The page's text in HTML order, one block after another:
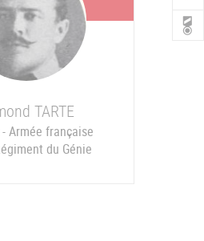
TARTE
Armée française
du Génie